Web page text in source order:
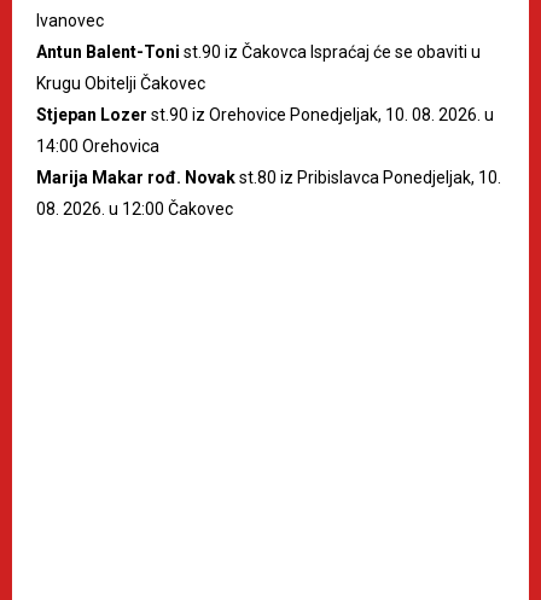
Ivanovec
Antun Balent-Toni st.90 iz Čakovca Ispraćaj će se obaviti u
Krugu Obitelji Čakovec
Stjepan Lozer st.90 iz Orehovice Ponedjeljak, 10. 08. 2026. u
14:00 Orehovica
Marija Makar rođ. Novakst.80 iz Pribislavca Ponedjeljak, 10.
08. 2026. u 12:00 Čakovec